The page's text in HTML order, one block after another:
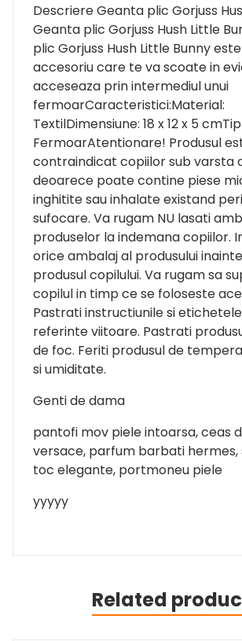
Descriere Geanta plic Gorjuss
Geanta plic Gorjuss Hush Little
plic Gorjuss Hush Little Bunny
accesoriu care te va scoate in
acceseaza prin intermediul unui
fermoarCaracteristici:Material:
TextilDimensiune: 18 x 12 x 5
FermoarAtentionare! Produsul
contraindicat copiilor sub varsta
deoarece poate contine piese
inghitite sau inhalate existand
sufocare. Va rugam NU lasati
produselor la indemana copiilor.
orice ambalaj al produsului
produsul copilului. Va rugam sa
copilul in timp ce se foloseste
Pastrati instructiunile si
referinte viitoare. Pastrati
de foc. Feriti produsul de
si umiditate.
Genti de dama
pantofi mov piele intoarsa, ceas
versace, parfum barbati hermes,
toc elegante, portmoneu piele
yyyyy
Related